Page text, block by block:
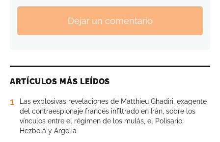
Dejar un comentario
ARTÍCULOS MÁS LEÍDOS
1
Las explosivas revelaciones de Matthieu Ghadiri, exagente
del contraespionaje francés infiltrado en Irán, sobre los
vínculos entre el régimen de los mulás, el Polisario,
Hezbolá y Argelia